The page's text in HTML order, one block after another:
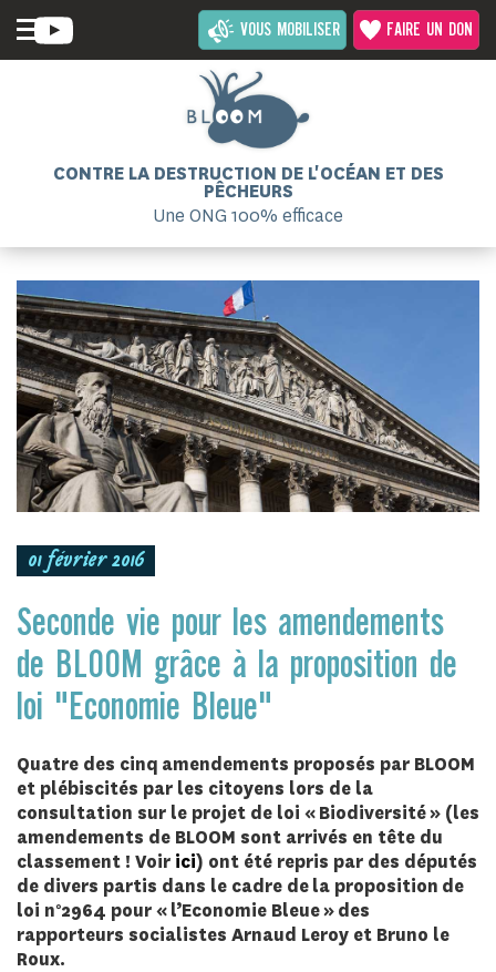
CONTRE LA DESTRUCTION DE L'OCÉAN ET DES
PÊCHEURS
Une ONG 100% efficace
VOUS MOBILISER FAIRE UN DON
01 février 2016
Seconde vie pour les amendements
de BLOOM grâce à la proposition de
loi "Economie Bleue"
Quatre des cinq amendements proposés par BLOOM
et plébiscités par les citoyens lors de la
consultation sur le projet de loi « Biodiversité » (les
amendements de BLOOM sont arrivés en tête du
classement ! Voir ici) ont été repris par des députés
de divers partis dans le cadre de la proposition de
loi n°2964 pour « l’Economie Bleue » des
rapporteurs socialistes Arnaud Leroy et Bruno le
Roux.